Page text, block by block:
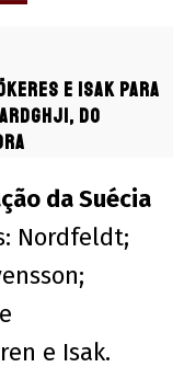
e Isak para
do
da Suécia
Nordfeldt;
e Isak.